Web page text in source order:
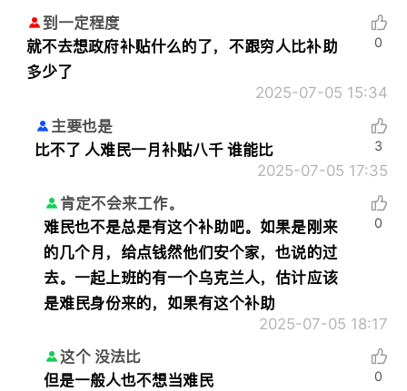
到一定程度
就不去想政府补贴什么的了，不跟穷人比补助
多少了
2025-07-05 15:34
0
主要也是
比不了 人难民一月补贴八千 谁能比
2025-07-05 17:35
3
肯定不会来工作。
难民也不是总是有这个补助吧。如果是刚来
的几个月，给点钱然他们安个家，也说的过
去。一起上班的有一个乌克兰人，估计应该
是难民身份来的，如果有这个补助
2025-07-05 18:17
0
这个 没法比
但是一般人也不想当难民
0